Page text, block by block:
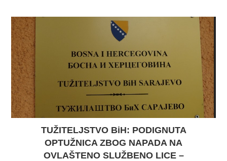
TUŽITELJSTVO BiH: PODIGNUTA
OPTUŽNICA ZBOG NAPADA NA
OVLAŠTENO SLUŽBENO LICE –